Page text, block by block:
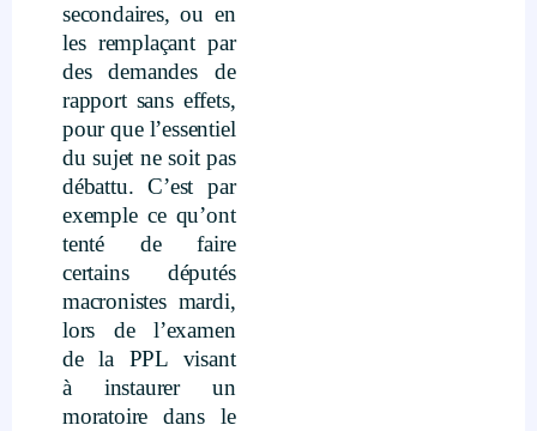
secondaires, ou en
les remplaçant par
des demandes de
rapport sans effets,
pour que l’essentiel
du sujet ne soit pas
débattu. C’est par
exemple ce qu’ont
tenté de faire
certains députés
macronistes mardi,
lors de l’examen
de la PPL visant
à instaurer un
moratoire dans le